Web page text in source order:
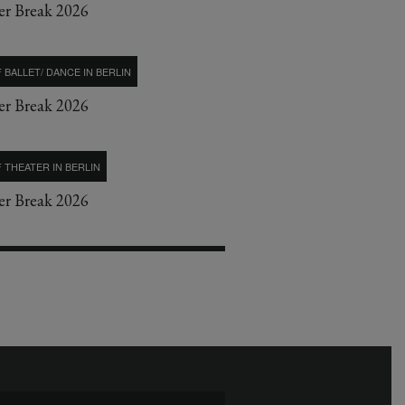
Break 2026
BALLET/ DANCE IN BERLIN
Break 2026
THEATER IN BERLIN
Break 2026